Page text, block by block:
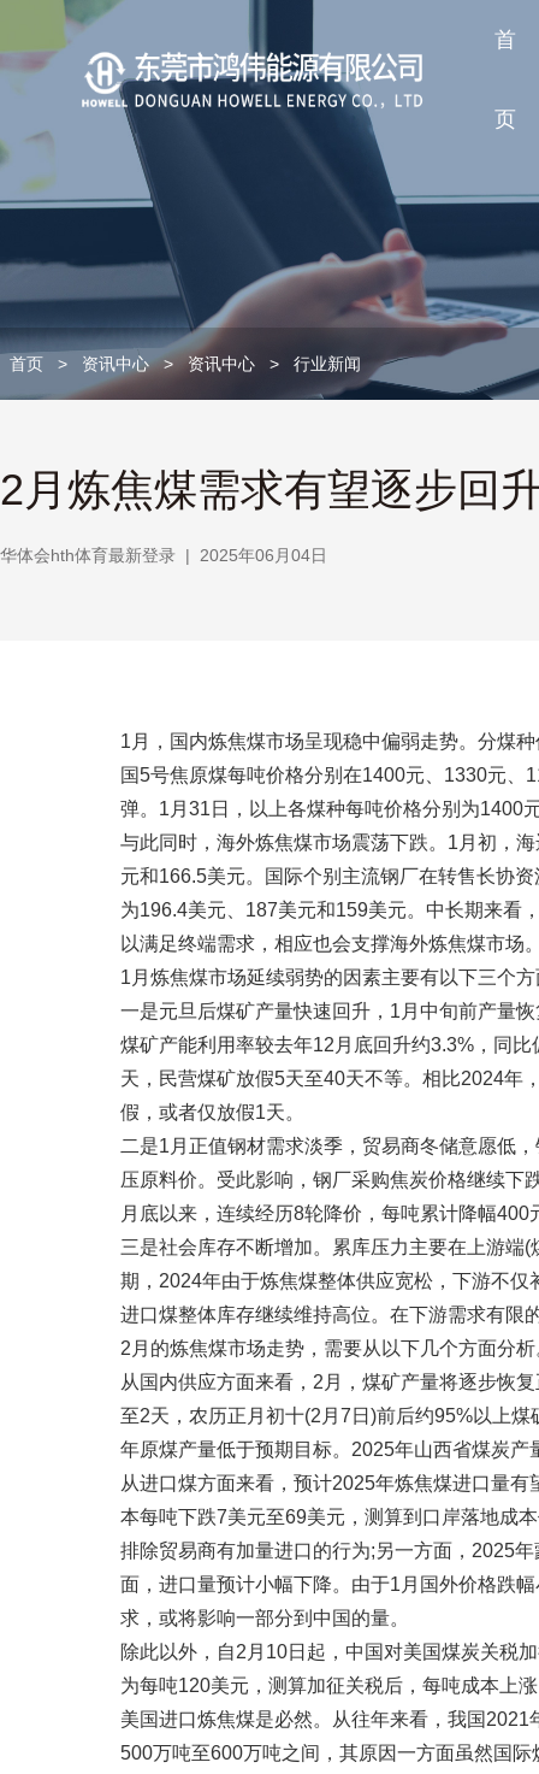
首
页
首页 > 资讯中心 > 资讯中心 > 行业新闻
2月炼焦煤需求有望逐步回
华体会hth体育最新登录 | 2025年06月04日
1月，国内炼焦煤市场呈现稳中偏弱走势。分煤
国5号焦原煤每吨价格分别在1400元、1330元
弹。1月31日，以上各煤种每吨价格分别为1400
与此同时，海外炼焦煤市场震荡下跌。1月初，
元和166.5美元。国际个别主流钢厂在转售长协
为196.4美元、187美元和159美元。中长期来看
以满足终端需求，相应也会支撑海外炼焦煤市场
1月炼焦煤市场延续弱势的因素主要有以下三个
一是元旦后煤矿产量快速回升，1月中旬前产量
煤矿产能利用率较去年12月底回升约3.3%，同
天，民营煤矿放假5天至40天不等。相比2024年
假，或者仅放假1天。
二是1月正值钢材需求淡季，贸易商冬储意愿低
压原料价。受此影响，钢厂采购焦炭价格继续
月底以来，连续经历8轮降价，每吨累计降幅400
三是社会库存不断增加。累库压力主要在上游端
期，2024年由于炼焦煤整体供应宽松，下游不
进口煤整体库存继续维持高位。在下游需求有限
2月的炼焦煤市场走势，需要从以下几个方面分析
从国内供应方面来看，2月，煤矿产量将逐步恢
至2天，农历正月初十(2月7日)前后约95%以上
年原煤产量低于预期目标。2025年山西省煤炭产
从进口煤方面来看，预计2025年炼焦煤进口量
本每吨下跌7美元至69美元，测算到口岸落地成
排除贸易商有加量进口的行为;另一方面，2025
面，进口量预计小幅下降。由于1月国外价格跌
求，或将影响一部分到中国的量。
除此以外，自2月10日起，中国对美国煤炭关税
为每吨120美元，测算加征关税后，每吨成本上
美国进口炼焦煤是必然。从往年来看，我国
500万吨至600万吨之间，其原因一方面虽然国